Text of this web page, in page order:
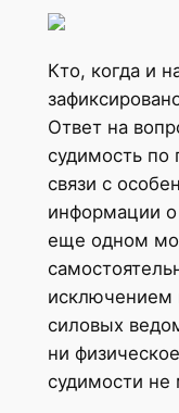
Кто, когда и
Ответ на
судимость по
связи с
информации о
еще одном
исключением
силовых
ни
судимости не